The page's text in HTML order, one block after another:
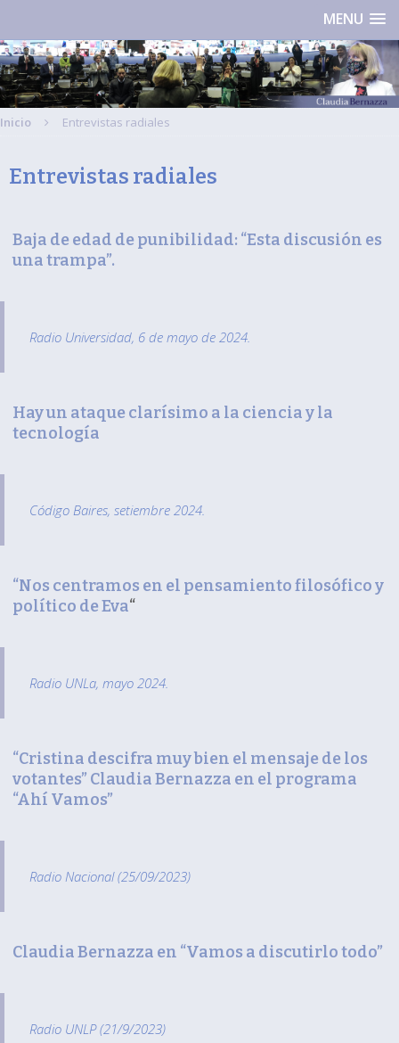
MENU
Inicio Entrevistas radiales
Entrevistas radiales
Baja de edad de punibilidad: “Esta discusión es
una trampa”.
Radio Universidad, 6 de mayo de 2024.
Hay un ataque clarísimo a la ciencia y la
tecnología
Código Baires, setiembre 2024.
“Nos centramos en el pensamiento filosófico y
político de Eva“
Radio UNLa, mayo 2024.
“Cristina descifra muy bien el mensaje de los
votantes” Claudia Bernazza en el programa
“Ahí Vamos”
Radio Nacional (25/09/2023)
Claudia Bernazza en “Vamos a discutirlo todo”
Radio UNLP (21/9/2023)